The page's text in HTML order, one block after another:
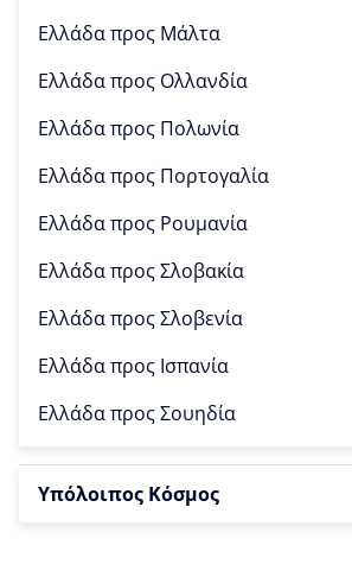
Ελλάδα προς Μάλτα
Ελλάδα προς Ολλανδία
Ελλάδα προς Πολωνία
Ελλάδα προς Πορτογαλία
Ελλάδα προς Ρουμανία
Ελλάδα προςΣλοβακία
Ελλάδα προςΣλοβενία
Ελλάδα προς Ισπανία
Ελλάδα προςΣουηδία
Υπόλοιπος Κόσμος